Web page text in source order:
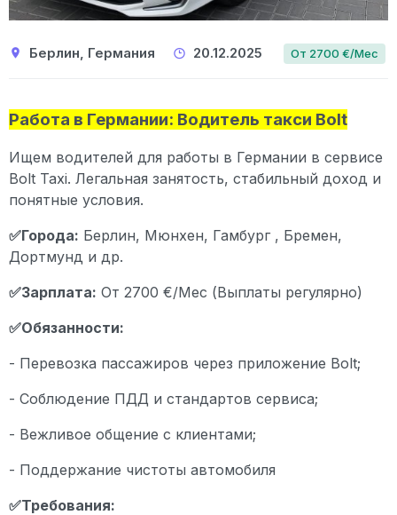
Берлин, Германия 20.12.2025 От 2700 €/Мес
Работа в Германии: Водитель такси Bolt
Ищем водителей для работы в Германии в сервисе
Bolt Taxi. Легальная занятость, стабильный доход и
понятные условия.
✅Города: Берлин, Мюнхен, Гамбург , Бремен,
Дортмунд и др.
✅Зарплата: От 2700 €/Мес (Выплаты регулярно)
✅Обязанности:
- Перевозка пассажиров через приложение Bolt;
- Соблюдение ПДД и стандартов сервиса;
- Вежливое общение с клиентами;
- Поддержание чистоты автомобиля
✅Требования: